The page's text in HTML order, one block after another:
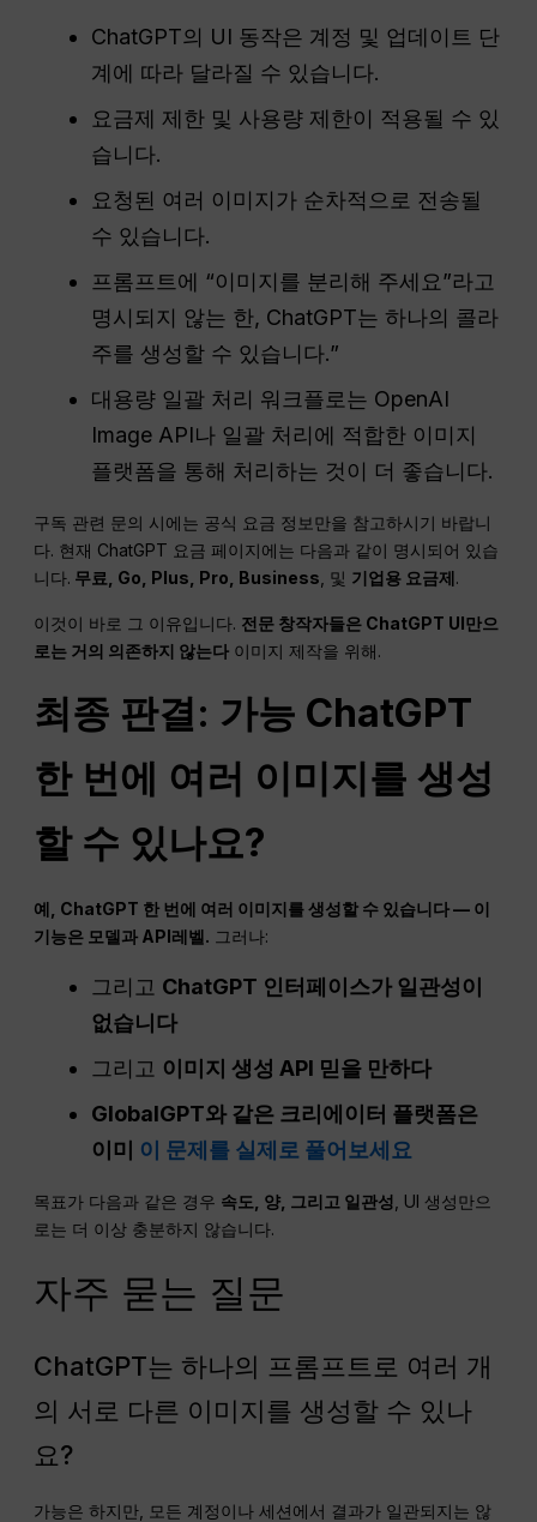
ChatGPT의 UI 동작은 계정 및 업데이트 단
계에 따라 달라질 수 있습니다.
요금제 제한 및 사용량 제한이 적용될 수 있
습니다.
요청된 여러 이미지가 순차적으로 전송될
수 있습니다.
프롬프트에 “이미지를 분리해 주세요”라고
명시되지 않는 한, ChatGPT는 하나의 콜라
주를 생성할 수 있습니다.”
대용량 일괄 처리 워크플로는 OpenAI
Image API나 일괄 처리에 적합한 이미지
플랫폼을 통해 처리하는 것이 더 좋습니다.
구독 관련 문의 시에는 공식 요금 정보만을 참고하시기 바랍니
다. 현재 ChatGPT 요금 페이지에는 다음과 같이 명시되어 있습
니다. 무료, Go, Plus, Pro, Business , 및 기업용 요금제.
이것이 바로 그 이유입니다. 전문 창작자들은 ChatGPT UI만으
로는 거의 의존하지 않는다 이미지 제작을 위해.
최종 판결: 가능 ChatGPT
한 번에 여러 이미지를 생성
할 수 있나요?
예, ChatGPT 한 번에 여러 이미지를 생성할 수 있습니다 — 이
기능은 모델과 API레벨. 그러나:
그리고 ChatGPT 인터페이스가 일관성이
없습니다
그리고 이미지 생성 API 믿을 만하다
GlobalGPT와 같은 크리에이터 플랫폼은
이미 이 문제를 실제로 풀어보세요
목표가 다음과 같은 경우 속도, 양, 그리고 일관성 , UI 생성만으
로는 더 이상 충분하지 않습니다.
자주 묻는 질문
ChatGPT는 하나의 프롬프트로 여러 개
의 서로 다른 이미지를 생성할 수 있나
요?
가능은 하지만, 모든 계정이나 세션에서 결과가 일관되지는 않